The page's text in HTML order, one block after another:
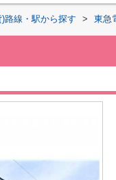
)路線・駅から探す > 東急